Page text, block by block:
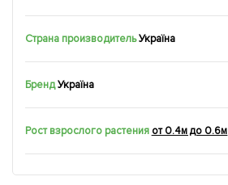
Страна производитель Україна
БрендУкраїна
Рост взрослого растения от 0.4м до 0.6м